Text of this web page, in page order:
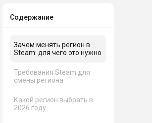
Содержание
Зачем менять регион в
Steam: для чего это нужно
Требования Steam для
смены региона
Какой регион выбрать в
2026 году